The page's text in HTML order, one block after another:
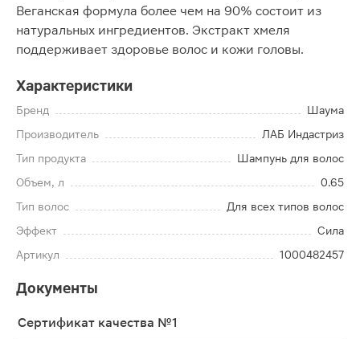
Веганская формула более чем на 90% состоит из
натуральных ингредиентов. Экстракт хмеля
поддерживает здоровье волос и кожи головы.
Характеристики
Бренд
Шаума
Производитель
ЛАБ Индастриз
Тип продукта
Шампунь для волос
Объем, л
0.65
Тип волос
Для всех типов волос
Эффект
Сила
Артикул
1000482457
Документы
Сертификат качества №1